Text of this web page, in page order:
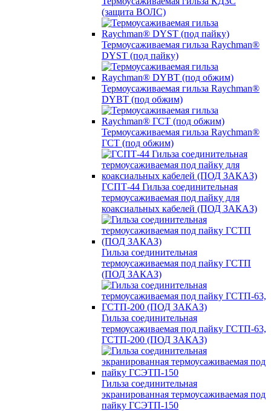
(защита ВОЛС)
Термоусаживаемая гильза Raychman®
DYST (под пайку)
Термоусаживаемая гильза Raychman®
DYBT (под обжим)
Термоусаживаемая гильза Raychman®
ГСТ (под обжим)
ГСПТ-44 Гильза соединительная
термоусаживаемая под пайку для
коаксиальных кабелей (ПОД ЗАКАЗ)
Гильза соединительная
термоусаживаемая под пайку ГСТП
(ПОД ЗАКАЗ)
Гильза соединительная
термоусаживаемая под пайку ГСТП-63,
ГСТП-200 (ПОД ЗАКАЗ)
Гильза соединительная
экранированная термоусаживаемая под
пайку ГСЭТП-150